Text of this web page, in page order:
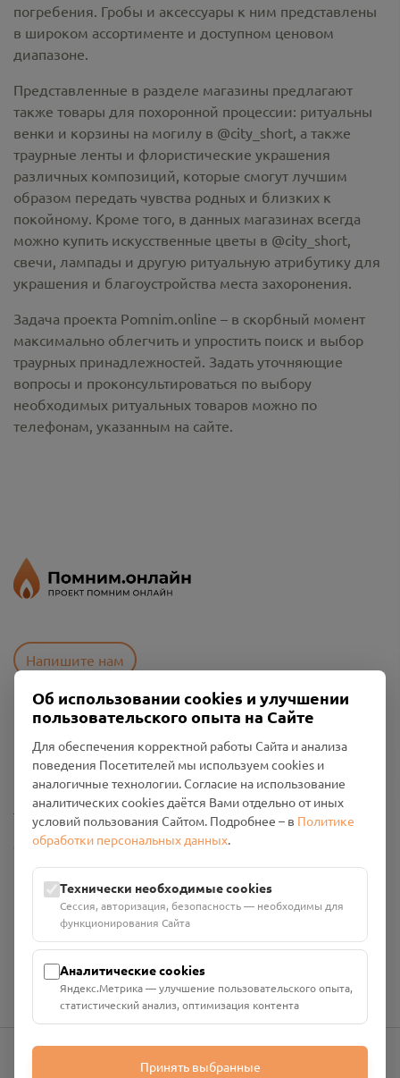
погребения. Гробы и аксессуары к ним представлены
в широком ассортименте и доступном ценовом
диапазоне.
Представленные в разделе магазины предлагают
также товары для похоронной процессии: ритуальны
венки и корзины на могилу в @city_short, а также
траурные ленты и флористические украшения
различных композиций, которые смогут лучшим
образом передать чувства родных и близких к
покойному. Кроме того, в данных магазинах всегда
можно купить искусственные цветы в @city_short,
свечи, лампады и другую ритуальную атрибутику для
украшения и благоустройства места захоронения.
Задача проекта Pomnim.online – в скорбный момент
максимально облегчить и упростить поиск и выбор
траурных принадлежностей. Задать уточняющие
вопросы и проконсультироваться по выбору
необходимых ритуальных товаров можно по
телефонам, указанным на сайте.
Напишите нам
Политика конфиденциальности
Промо-материалы
Настройки cookies
Общество с ограниченной ответственностью «Смоленский
Проект Помним»
ИНН: 6700029207 ОГРН: 1256700001986
Юридический адрес: 216790, Смоленская область, р-н
Руднянский, г. Рудня, улица Западная, д. 26А, пом. 18
Номер счёта: 40702810901130004287 в АО "АЛЬФА-БАНК"
Об использовании cookies и улучшении
пользовательского опыта на Сайте
Для обеспечения корректной работы Сайта и анализа
поведения Посетителей мы используем cookies и
аналогичные технологии. Согласие на использование
аналитических cookies даётся Вами отдельно от иных
условий пользования Сайтом. Подробнее – в Политике
обработки персональных данных.
Технически необходимые cookies
Сессия, авторизация, безопасность — необходимы для
функционирования Сайта
Аналитические cookies
Яндекс.Метрика — улучшение пользовательского опыта,
статистический анализ, оптимизация контента
Принять выбранные